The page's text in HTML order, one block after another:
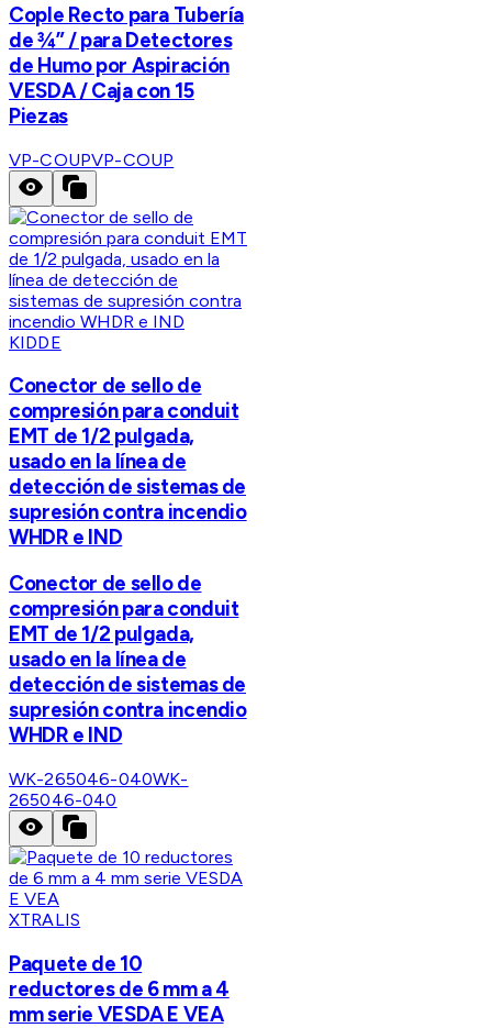
Cople Recto para Tubería
de ¾” / para Detectores
de Humo por Aspiración
VESDA / Caja con 15
Piezas
VP-COUPVP-COUP
KIDDE
Conector de sello de
compresión para conduit
EMT de 1/2 pulgada,
usado en la línea de
detección de sistemas de
supresión contra incendio
WHDR e IND
Conector de sello de
compresión para conduit
EMT de 1/2 pulgada,
usado en la línea de
detección de sistemas de
supresión contra incendio
WHDR e IND
WK-265046-040WK-
265046-040
XTRALIS
Paquete de 10
reductores de 6 mm a 4
mm serie VESDA E VEA